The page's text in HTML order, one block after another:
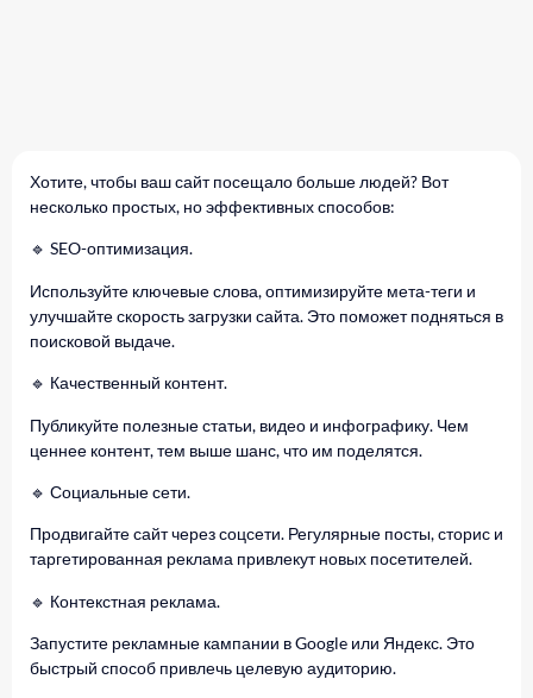
Хотите, чтобы ваш сайт посещало больше людей? Вот
несколько простых, но эффективных способов:
🔹 SEO-оптимизация.
Используйте ключевые слова, оптимизируйте мета-теги и
улучшайте скорость загрузки сайта. Это поможет подняться в
поисковой выдаче.
🔹 Качественный контент.
Публикуйте полезные статьи, видео и инфографику. Чем
ценнее контент, тем выше шанс, что им поделятся.
🔹 Социальные сети.
Продвигайте сайт через соцсети. Регулярные посты, сторис и
таргетированная реклама привлекут новых посетителей.
🔹 Контекстная реклама.
Запустите рекламные кампании в Google или Яндекс. Это
быстрый способ привлечь целевую аудиторию.